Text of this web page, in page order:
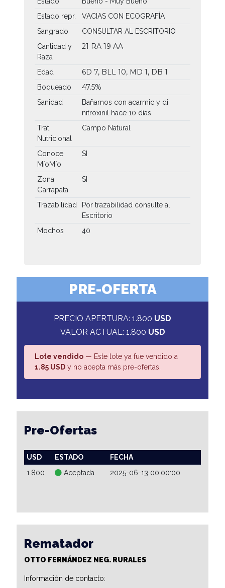
Estado repr.
VACIAS CON ECOGRAFÍA
Sangrado
CONSULTAR AL ESCRITORIO
Cantidad y
Raza
21 RA 19 AA
Edad 6D 7, BLL 10, MD 1, DB 1
Boqueado 47.5%
Sanidad
Bañamos con acarmic y di
nitroxinil hace 10 días.
Trat.
Nutricional
Campo Natural
Conoce
MíoMío
SI
Zona
Garrapata
SI
Trazabilidad
Por trazabilidad consulte al
Escritorio
Mochos
40
PRE-OFERTA
PRECIO APERTURA: 1.800 USD
VALOR ACTUAL: 1.800 USD
Lote vendido — Este lote ya fue vendido a
1.85 USD y no acepta más pre-ofertas.
Pre-Ofertas
USD ESTADO
FECHA
1.800
Aceptada 2025-06-13 00:00:00
Rematador
OTTO FERNÁNDEZ NEG. RURALES
Información de contacto: